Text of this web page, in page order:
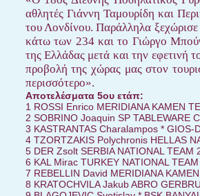
αθλητές Γιάννη Ταμουρίδη και
του Λονδίνου. Παράλληλα
κάτω των 234 και το Γιώργο
της Ελλάδας μετά και την εφετινή
προβολή της χώρας μας στον
περισσότερο».
Αποτελέσματα5ου ετάπ:
1 ROSSI Enrico MERIDIANA KAMEN
2 SOBRINO Joaquin SP TABLEWARE
3 KASTRANTAS Charalampos * GIOS-
4 TZORTZAKIS Polychronis HELLAS
5 DER Zsolt SERBIA NATIONAL TEAM
6 KAL Mirac TURKEY NATIONAL
7 REBELLIN David MERIDIANA
8 KRATOCHVILA Jakub ABRO